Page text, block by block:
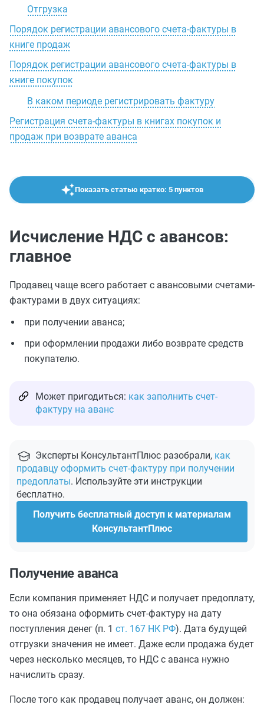
Отгрузка
Порядок регистрации авансового счета-фактуры в
книге продаж
Порядок регистрации авансового счета-фактуры в
книге покупок
В каком периоде регистрировать фактуру
Регистрация счета-фактуры в книгах покупок и
продаж при возврате аванса
Показать статью кратко: 5 пунктов
Исчисление НДС с авансов:
главное
Продавец чаще всего работает с авансовыми счетами-
фактурами в двух ситуациях:
при получении аванса;
при оформлении продажи либо возврате средств
покупателю.
Может пригодиться: как заполнить счет-
фактуру на аванс
Эксперты КонсультантПлюс разобрали, как
продавцу оформить счет-фактуру при получении
предоплаты. Используйте эти инструкции
бесплатно.
Получить бесплатный доступ к материалам
КонсультантПлюс
Получение аванса
Если компания применяет НДС и получает предоплату,
то она обязана оформить счет-фактуру на дату
поступления денег (п. 1 ст. 167 НК РФ). Дата будущей
отгрузки значения не имеет. Даже если продажа будет
через несколько месяцев, то НДС с аванса нужно
начислить сразу.
После того как продавец получает аванс, он должен: